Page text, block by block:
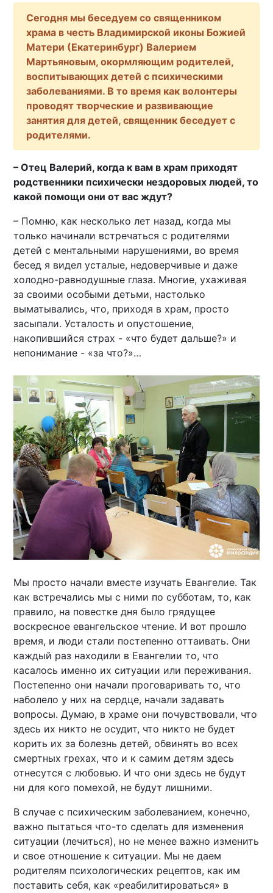
Сегодня мы беседуем со священником
храма в честь Владимирской иконы Божией
Матери (Екатеринбург) Валерием
Мартьяновым, окормляющим родителей,
воспитывающих детей с психическими
заболеваниями. В то время как волонтеры
проводят творческие и развивающие
занятия для детей, священник беседует с
родителями.
– Отец Валерий, когда к вам в храм приходят
родственники психически нездоровых людей, то
какой помощи они от вас ждут?
– Помню, как несколько лет назад, когда мы
только начинали встречаться с родителями
детей с ментальными нарушениями, во время
бесед я видел усталые, недоверчивые и даже
холодно-равнодушные глаза. Многие, ухаживая
за своими особыми детьми, настолько
выматывались, что, приходя в храм, просто
засыпали. Усталость и опустошение,
накопившийся страх - «что будет дальше?» и
непонимание - «за что?»…
Мы просто начали вместе изучать Евангелие. Так
как встречались мы с ними по субботам, то, как
правило, на повестке дня было грядущее
воскресное евангельское чтение. И вот прошло
время, и люди стали постепенно оттаивать. Они
каждый раз находили в Евангелии то, что
касалось именно их ситуации или переживания.
Постепенно они начали проговаривать то, что
наболело у них на сердце, начали задавать
вопросы. Думаю, в храме они почувствовали, что
здесь их никто не осудит, что никто не будет
корить их за болезнь детей, обвинять во всех
смертных грехах, что и к самим детям здесь
отнесутся с любовью. И что они здесь не будут
ни для кого помехой, не будут лишними.
В случае с психическим заболеванием, конечно,
важно пытаться что-то сделать для изменения
ситуации (лечиться), но не менее важно изменить
и свое отношение к ситуации. Мы не даем
родителям психологических рецептов, как им
поставить себя, как «реабилитироваться» в